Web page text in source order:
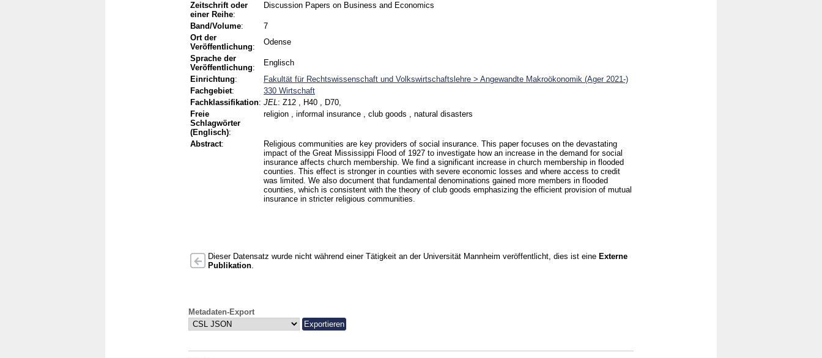
Zeitschrift oder
einer Reihe:
Discussion Papers on Business and Economics
Band/Volume:
7
Ort der
Veröffentlichung:
Odense
Sprache der
Veröffentlichung:
Englisch
Einrichtung:
Fakultät für Rechtswissenschaft und Volkswirtschaftslehre > Angewandte Makroökonomik (Ager 2021-)
Fachgebiet:
330 Wirtschaft
Fachklassifikation: JEL: Z12 , H40 , D70,
Freie
Schlagwörter
(Englisch):
religion , informal insurance , club goods , natural disasters
Abstract:
Religious communities are key providers of social insurance. This paper focuses on the devastating
impact of the Great Mississippi Flood of 1927 to investigate how an increase in the demand for social
insurance affects church membership. We find a significant increase in church membership in flooded
counties. This effect is stronger in counties with severe economic losses and where access to credit
was limited. We also document that fundamental denominations gained more members in flooded
counties, which is consistent with the theory of club goods emphasizing the efficient provision of mutual
insurance in stricter religious communities.
Dieser Datensatz wurde nicht während einer Tätigkeit an der Universität Mannheim veröffentlicht, dies ist eine Externe
Publikation
Metadaten-Export